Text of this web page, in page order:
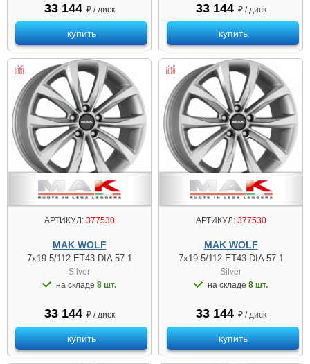
33 144 ₽ / диск
купить
33 144 ₽ / диск
купить
АРТИКУЛ:377530
MAK WOLF
7x19 5/112 ET43 DIA 57.1
Silver
на складе 8 шт.
33 144 ₽ / диск
купить
АРТИКУЛ:377530
MAK WOLF
7x19 5/112 ET43 DIA 57.1
Silver
на складе 8 шт.
33 144 ₽ / диск
купить